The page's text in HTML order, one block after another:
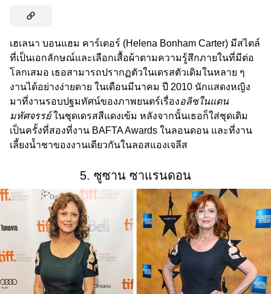
เฮเลนา บอนแฮม คาร์เตอร์ (Helena Bonham Carter) มีสไตล์
ที่เป็นเอกลักษณ์และเลือกเสื้อผ้าตามความรู้สึกภายในที่มีต่อ
โลกเสมอ เธอสามารถปรากฏตัวในเดรสตัวเดิมในหลาย ๆ
งานได้อย่างง่ายดาย ในเดือนมีนาคม ปี 2010 นักแสดงหญิง
มาที่งานรอบปฐมทัศน์ของภาพยนตร์เรื่องอลิซในแดน
มหัศจรรย์ในชุดเดรสสีแดงเข้ม หลังจากนั้นเธอก็ใส่ชุดเดิม
เป็นครั้งที่สองที่งาน BAFTA Awards ในลอนดอน และที่งาน
เลี้ยงน้ำชาของงานเดียวกันในลอสแองเจลีส
5. ซูซาน ซาแรนดอน